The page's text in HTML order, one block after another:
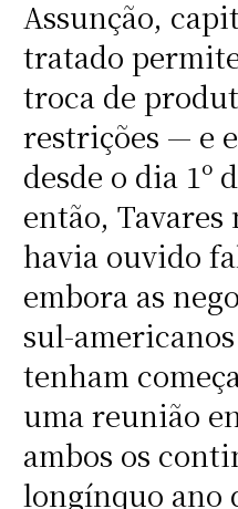
Assunção,
tratado
troca de
restrições — e
desde o dia 1º
então, Tavares
havia ouvido
embora as
sul-
tenham
uma reunião
ambos os
longínquo ano